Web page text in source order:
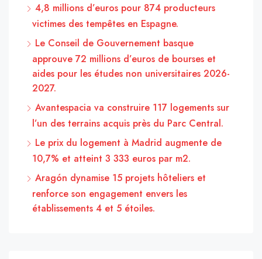
4,8 millions d’euros pour 874 producteurs
victimes des tempêtes en Espagne.
Le Conseil de Gouvernement basque
approuve 72 millions d’euros de bourses et
aides pour les études non universitaires 2026-
2027.
Avantespacia va construire 117 logements sur
l’un des terrains acquis près du Parc Central.
Le prix du logement à Madrid augmente de
10,7% et atteint 3 333 euros par m2.
Aragón dynamise 15 projets hôteliers et
renforce son engagement envers les
établissements 4 et 5 étoiles.